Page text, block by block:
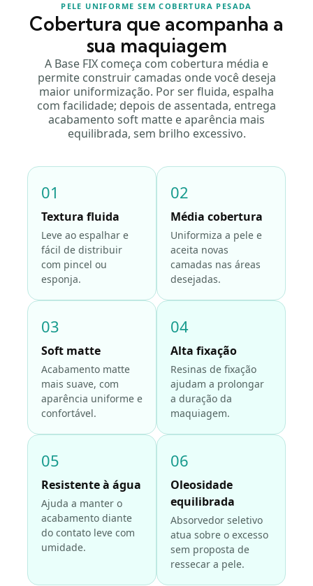
PELE UNIFORME SEM COBERTURA PESADA
Cobertura que acompanha a
sua maquiagem
A Base FIX começa com cobertura média e
permite construir camadas onde você deseja
maior uniformização. Por ser fluida, espalha
com facilidade; depois de assentada, entrega
acabamento soft matte e aparência mais
equilibrada, sem brilho excessivo.
01
Textura fluida
Leve ao espalhar e
fácil de distribuir
com pincel ou
esponja.
02
Média cobertura
Uniformiza a pele e
aceita novas
camadas nas áreas
desejadas.
03
Soft matte
Acabamento matte
mais suave, com
aparência uniforme e
confortável.
04
Alta fixação
Resinas de fixação
ajudam a prolongar
a duração da
maquiagem.
05
Resistente à água
Ajuda a manter o
acabamento diante
do contato leve com
umidade.
06
Oleosidade
equilibrada
Absorvedor seletivo
atua sobre o excesso
sem proposta de
ressecar a pele.